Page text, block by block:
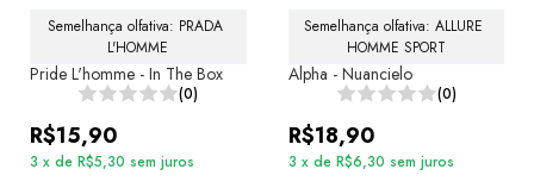
Semelhança olfativa: PRADA
L'HOMME
Pride L'homme - In The Box
(0)
R$15,90
3 x de R$5,30 sem juros
Semelhança olfativa: ALLURE
HOMME SPORT
Alpha - Nuancielo
(0)
R$18,90
3 x de R$6,30 sem juros